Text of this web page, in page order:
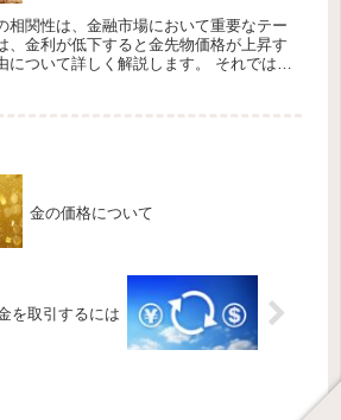
相関性は、金融市場において重要なテー
、金利が低下すると金先物価格が上昇す
て詳しく解説します。 それでは詳
金の価格について
を取引するには